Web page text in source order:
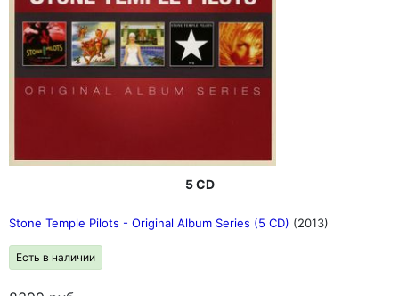
5 CD
Stone Temple Pilots - Original Album Series (5 CD) (2013)
Есть в наличии